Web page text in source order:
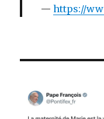
https://